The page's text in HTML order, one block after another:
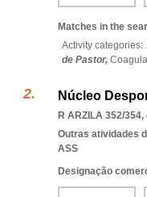
Matches in the
Activity categories:
de Pastor,
Núcleo
R ARZILA 352/
Outras atividades
ASS
Designação